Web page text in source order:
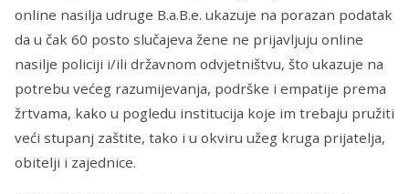
online nasilja udruge B.a.B.e. ukazuje na porazan podatak
da u čak 60 posto slučajeva žene ne prijavljuju online
nasilje policiji i/ili državnom odvjetništvu, što ukazuje na
potrebu većeg razumijevanja, podrške i empatije prema
žrtvama, kako u pogledu institucija koje im trebaju pružiti
veći stupanj zaštite, tako i u okviru užeg kruga prijatelja,
obitelji i zajednice.